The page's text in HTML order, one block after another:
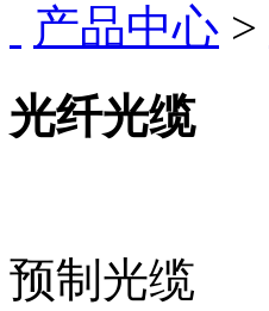
产品中心 >
光纤光缆
预制光缆